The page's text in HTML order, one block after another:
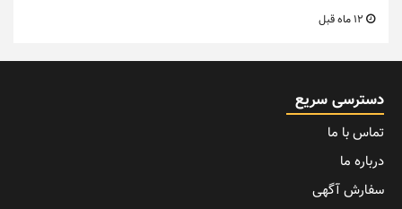
دسترسی سریع
تماس با ما
درباره ما
سفارش آگهی